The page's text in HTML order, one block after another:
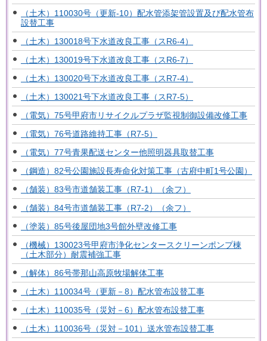
（土木）110030号（更新-10）配水管添架管設置及び配水管布
設替工事
（土木）130018号下水道改良工事（スR6-4）
（土木）130019号下水道改良工事（スR6-7）
（土木）130020号下水道改良工事（スR7-4）
（土木）130021号下水道改良工事（スR7-5）
（電気）75号甲府市リサイクルプラザ監視制御設備改修工事
（電気）76号道路維持工事（R7-5）
（電気）77号青果配送センター他照明器具取替工事
（鋼造）82号公園施設長寿命化対策工事（古府中町1号公園）
（舗装）83号市道舗装工事（R7-1）（余フ）
（舗装）84号市道舗装工事（R7-2）（余フ）
（塗装）85号後屋団地3号館外壁改修工事
（機械）130023号甲府市浄化センタースクリーンポンプ棟
（土木部分）耐震補強工事
（解体）86号帯那山高原牧場解体工事
（土木）110034号（更新－8）配水管布設替工事
（土木）110035号（災対－6）配水管布設替工事
（土木）110036号（災対－101）送水管布設替工事